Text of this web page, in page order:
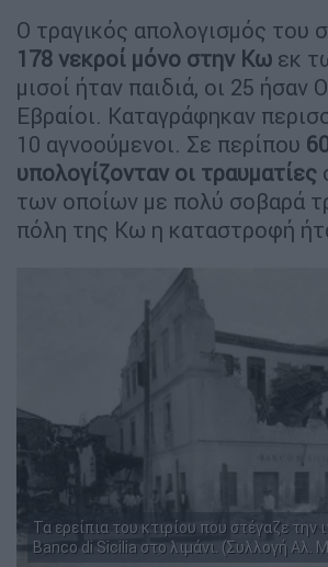
Ο τραγικός απολογισμός του
178 νεκροί μόνο στην Κω εκ
μισοί ήταν παιδιά, οι 25 ήσαν
Εβραίοι. Καταγράφηκαν
10 αγνοούμενοι. Σε περίπου
υπολογίζονταν οι τραυματίες
των οποίων με πολύ σοβαρά
πόλη της Κω η καταστροφή
Τα ερείπια του κτιρίου που στέγαζε την
Banco di Sicilia στο λιμάνι. (Συλλογή Αλ.